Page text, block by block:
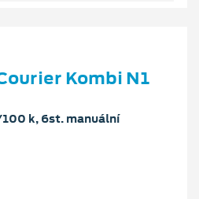
Kombi N1
k, 6st. manuální